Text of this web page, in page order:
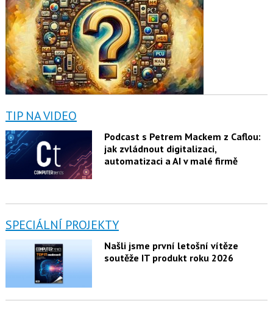
TIP NA VIDEO
Podcast s Petrem Mackem z Caflou:
jak zvládnout digitalizaci,
automatizaci a AI v malé firmě
SPECIÁLNÍ PROJEKTY
Našli jsme první letošní vítěze
soutěže IT produkt roku 2026